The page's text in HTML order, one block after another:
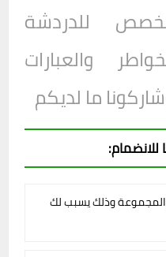
للدردشة
والعبارات
ما لديكم
وذلك يسبب لك